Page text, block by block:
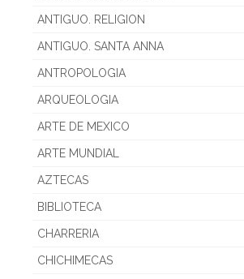
ANTIGUO. RELIGION
ANTIGUO. SANTA ANNA
ANTROPOLOGIA
ARQUEOLOGIA
ARTE DE MEXICO
ARTE MUNDIAL
AZTECAS
BIBLIOTECA
CHARRERIA
CHICHIMECAS